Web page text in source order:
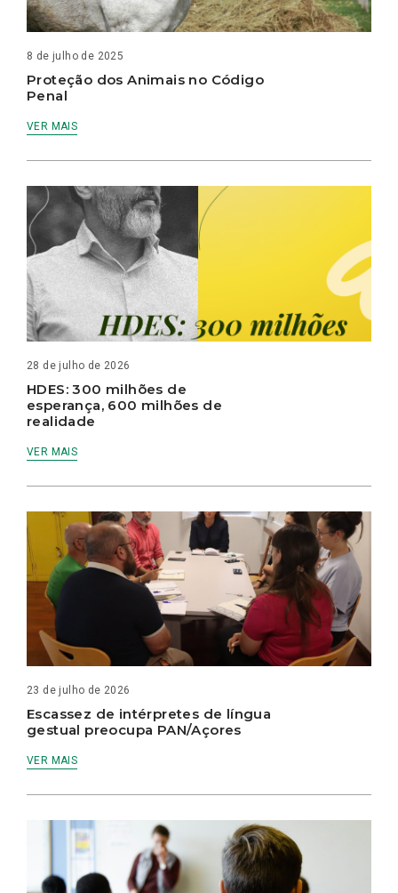
8 de julho de 2025
Proteção dos Animais no Código
Penal
VER MAIS
28 de julho de 2026
HDES: 300 milhões de
esperança, 600 milhões de
realidade
VER MAIS
23 de julho de 2026
Escassez de intérpretes de língua
gestual preocupa PAN/Açores
VER MAIS